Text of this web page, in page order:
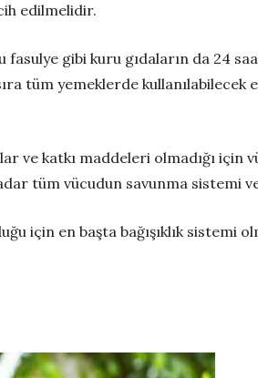
edilmelidir.
gibi kuru gıdaların da 24
tüm yemeklerde kullanılabilecek
ve katkı maddeleri olmadığı
tüm vücudun savunma sistemi
için en başta bağışıklık sistemi